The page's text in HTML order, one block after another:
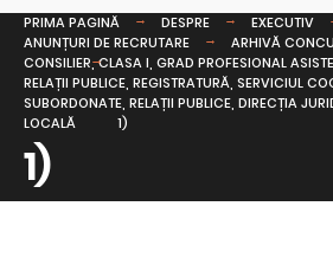
PRIMA PAGINĂ DESPRE EXECUTIV
ANUNȚURI DE RECRUTARE
ARHIVĂ
CONSILIER, CLASA I, GRAD PROFESIONAL
RELAȚII PUBLICE, REGISTRATURĂ, SERVICIUL
SUBORDONATE, RELAȚII PUBLICE, DIRECȚIA
LOCALĂ
1)
1)